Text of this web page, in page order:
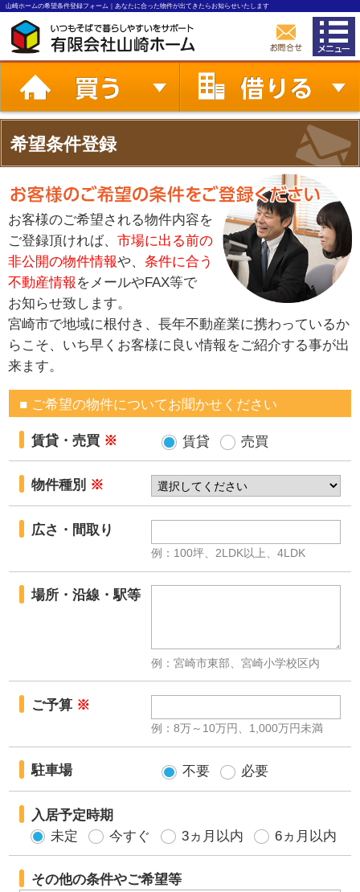
山崎ホームの希望条件登録フォーム｜あなたに合った物件が出てきたらお知らせいたします
希望条件登録
お客様のご希望される物件内容を
ご登録頂ければ、市場に出る前の
非公開の物件情報や、条件に合う
不動産情報 をメールやFAX等で
お知らせ致します。
宮崎市で地域に根付き、長年不動産業に携わっているか
らこそ、いち早くお客様に良い情報をご紹介する事が出
来ます。
■ ご希望の物件についてお聞かせください
賃貸・売買 ※ 賃貸 売買
物件種別 ※
広さ・間取り
例：100坪、2LDK以上、4LDK
場所・沿線・駅等
例：宮崎市東部、宮崎小学校区内
ご予算 ※
例：8万～10万円、1,000万円未満
駐車場 不要 必要
入居予定時期
未定
今すぐ 3ヵ月以内 6ヵ月以内
その他の条件やご希望等